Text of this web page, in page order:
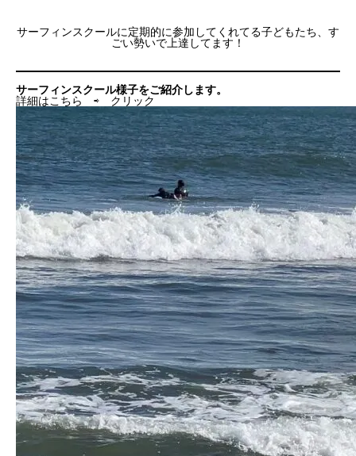
サーフィンスクールに定期的に参加してくれてる子どもたち、す
ごい勢いで上達してます！
サーフィンスクール様子をご紹介します。
詳細はこちら ⇨ クリック